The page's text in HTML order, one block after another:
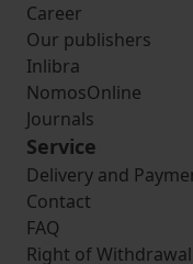
Career
Our publishers
Inlibra
NomosOnline
Journals
Service
Delivery and
Contact
FAQ
Right of Withdrawal